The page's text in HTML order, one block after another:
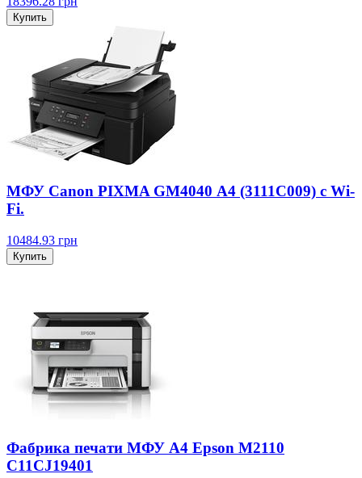
Купить
МФУ Canon PIXMA GM4040 А4 (3111C009) с Wi-
Fi.
10484.93 грн
Купить
Фабрика печати МФУ А4 Epson M2110
C11CJ19401